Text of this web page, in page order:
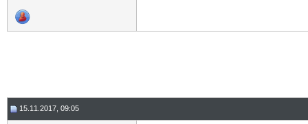
15.11.2017, 09:05